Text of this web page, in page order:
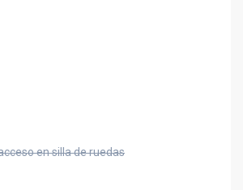
en silla de ruedas